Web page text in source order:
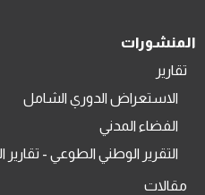
المنشورات
تقارير
الاستعراض الدوري الشامل
الفضاء المدني
التقرير الوطني الطوعي - تقارير
مقالات